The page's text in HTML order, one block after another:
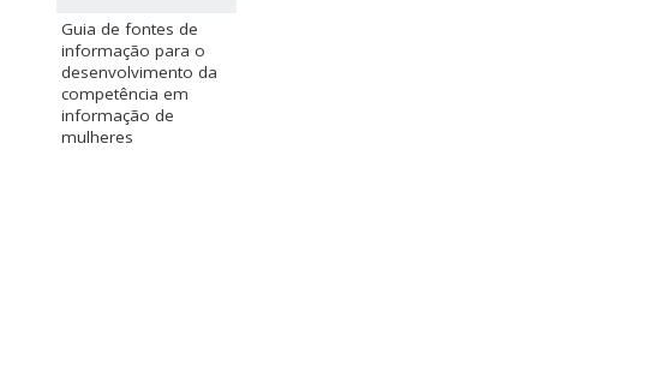
Guia de fontes de
informação para o
desenvolvimento da
competência em
informação de
mulheres